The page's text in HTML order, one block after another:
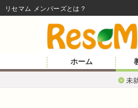
ホーム
未
リセマム メンバーズ